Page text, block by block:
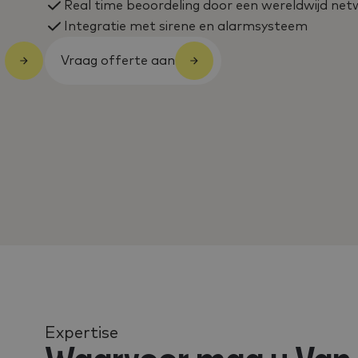
Real time beoordeling door een wereldwijd
Integratie met sirene en alarmsysteem
Vraag offerte aan
Expertise